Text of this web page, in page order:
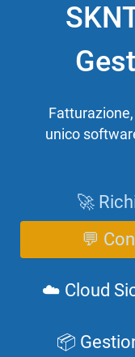
unico
🚀
💬
☁️ Cloud
📦